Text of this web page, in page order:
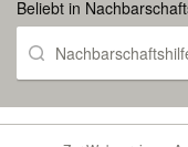
Beliebt in